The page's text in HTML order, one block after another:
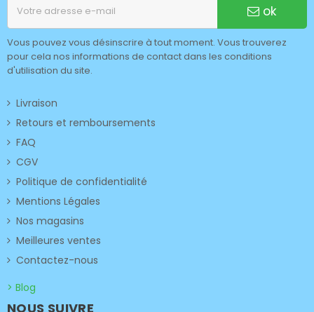
ok
Vous pouvez vous désinscrire à tout moment. Vous trouverez
pour cela nos informations de contact dans les conditions
d'utilisation du site.
Livraison
Retours et remboursements
FAQ
CGV
Politique de confidentialité
Mentions Légales
Nos magasins
Meilleures ventes
Contactez-nous
> Blog
NOUS SUIVRE